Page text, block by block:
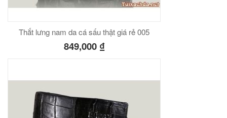
Thắt lưng nam da cá sấu thật giá rẻ 005
849,000 ₫